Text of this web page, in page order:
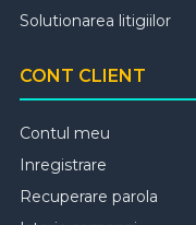
Solutionarea litigiilor
CONT CLIENT
Contul meu
Inregistrare
Recuperare parola